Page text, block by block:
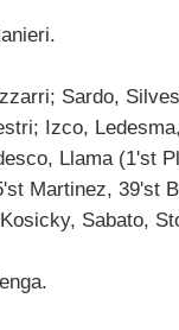
Sardo,
Izco, Ledesma,
Llama (1'st
Martinez, 39'st
Sabato,